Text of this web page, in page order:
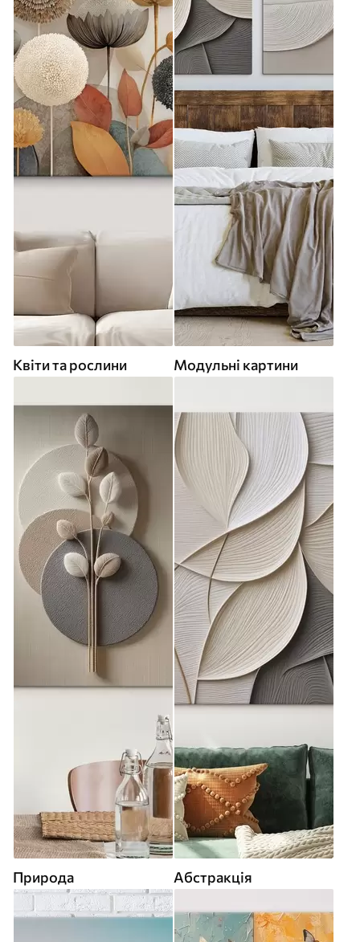
Квіти та рослини Модульні картини
Природа Абстракція